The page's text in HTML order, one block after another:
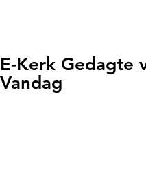
E-Kerk Gedagte
Vandag